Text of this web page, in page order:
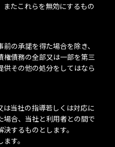
またこれらを無効にするもの
の承諾を得た場合を除き、
権債務の全部又は一部を第三
供その他の処分をしてはなら
は当社の指導若しくは対応に
場合、当社と利用者との間で
するものとします。
す。